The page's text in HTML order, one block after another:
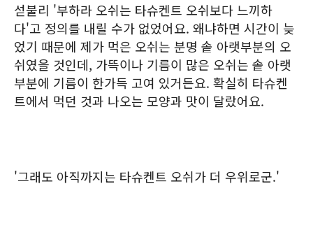
섣불리 '부하라 오쉬는 타슈켄트 오쉬보다 느끼하
다'고 정의를 내릴 수가 없었어요. 왜냐하면 시간이 늦
었기 때문에 제가 먹은 오쉬는 분명 솥 아랫부분의 오
쉬였을 것인데, 가뜩이나 기름이 많은 오쉬는 솥 아랫
부분에 기름이 한가득 고여 있거든요. 확실히 타슈켄
트에서 먹던 것과 나오는 모양과 맛이 달랐어요.
'그래도 아직까지는 타슈켄트 오쉬가 더 우위로군.'